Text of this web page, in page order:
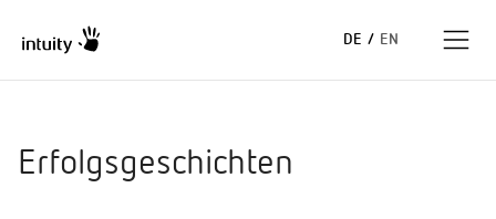
DE / EN
Erfolgsgeschichten